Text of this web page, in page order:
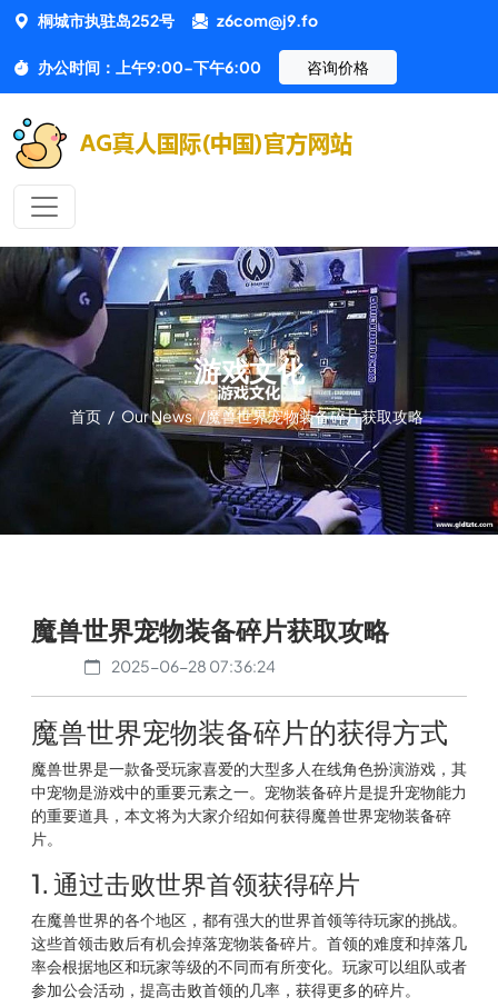
桐城市执驻岛252号 z6com@j9.fo
办公时间：上午9:00-下午6:00 咨询价格
游戏文化
首页 / Our News /魔兽世界宠物装备碎片获取攻略
魔兽世界宠物装备碎片获取攻略
2025-06-28 07:36:24
魔兽世界宠物装备碎片的获得方式
魔兽世界是一款备受玩家喜爱的大型多人在线角色扮演游戏，其
中宠物是游戏中的重要元素之一。宠物装备碎片是提升宠物能力
的重要道具，本文将为大家介绍如何获得魔兽世界宠物装备碎
片。
1. 通过击败世界首领获得碎片
在魔兽世界的各个地区，都有强大的世界首领等待玩家的挑战。
这些首领击败后有机会掉落宠物装备碎片。首领的难度和掉落几
率会根据地区和玩家等级的不同而有所变化。玩家可以组队或者
参加公会活动，提高击败首领的几率，获得更多的碎片。